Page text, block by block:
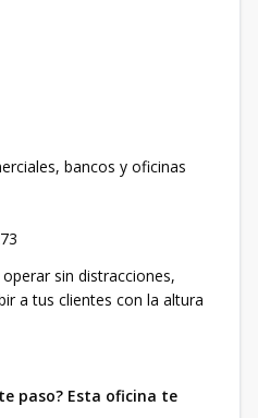
bancos y oficinas
sin distracciones,
a tus clientes con la altura
paso? Esta oficina te